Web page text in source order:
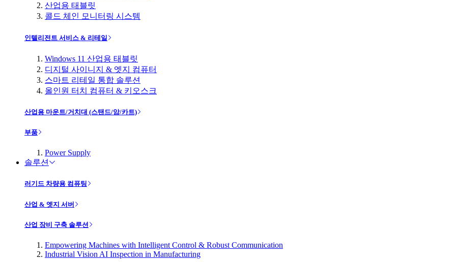
산업용 태블릿
콜드 체인 모니터링 시스템
인텔리전트 서비스 & 리테일
Windows 11 산업용 태블릿
디지털 사이니지 & 엣지 컴퓨터
스마트 리테일 통합 솔루션
올인원 터치 컴퓨터 & 키오스크
산업용 마운트/거치대 (스탠드/암/카트)
부품
Power Supply
솔루션
러기드 차량용 컴퓨팅
산업 & 엣지 서버
산업 장비 구축 솔루션
Empowering Machines with Intelligent Control & Robust Communication
Industrial Vision AI Inspection in Manufacturing